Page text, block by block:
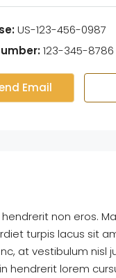
US-123-456-0987
123-345-8786
Email
non eros.
turpis lacus sit
at vestibulum nisl
hendrerit lorem